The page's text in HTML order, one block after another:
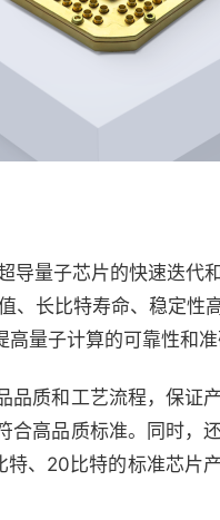
导量子芯片的快速迭代
、长比特寿命、稳定性
量子计算的可靠性和准
质和工艺流程，保证
高品质标准。同时，
、20比特的标准芯片